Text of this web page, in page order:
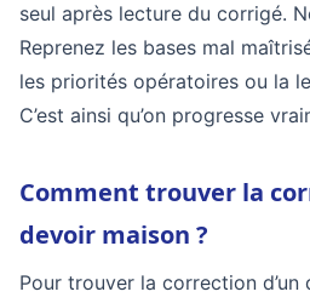
seul après lecture du corrigé.
Reprenez les bases mal
les priorités opératoires ou la
C’est ainsi qu’on progresse
Comment trouver la
devoir maison ?
Pour trouver la correction d’un